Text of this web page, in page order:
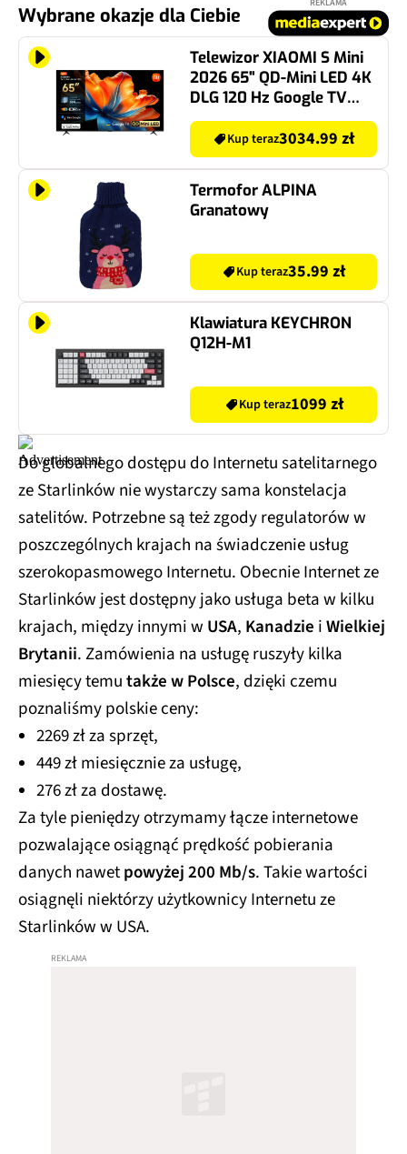
Wybrane okazje dla Ciebie
Telewizor XIAOMI S Mini
2026 65" QD-Mini LED 4K
DLG 120 Hz Google TV
Kup teraz3034.99 zł
Termofor ALPINA
Granatowy
Kup teraz35.99 zł
Klawiatura KEYCHRON
Q12H-M1
Kup teraz1099 zł
Do globalnego dostępu do Internetu satelitarnego
ze Starlinków nie wystarczy sama konstelacja
satelitów. Potrzebne są też zgody regulatorów w
poszczególnych krajach na świadczenie usług
szerokopasmowego Internetu. Obecnie Internet ze
Starlinków jest dostępny jako usługa beta w kilku
krajach, między innymi w USA, Kanadzie iWielkiej
Brytanii. Zamówienia na usługę ruszyły kilka
miesięcy temutakże w Polsce, dzięki czemu
poznaliśmy polskie ceny:
2269 zł za sprzęt,
449 zł miesięcznie za usługę,
276 zł za dostawę.
Za tyle pieniędzy otrzymamy łącze internetowe
pozwalające osiągnąć prędkość pobierania
danych nawetpowyżej 200 Mb/s. Takie wartości
osiągnęli niektórzy użytkownicy Internetu ze
Starlinków w USA.